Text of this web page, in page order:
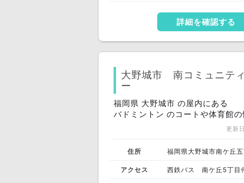
詳細を確認する
大野城市 南コミュニテ
ー
福岡県 大野城市 の屋内にある
バドミントン のコートや体育館の
更新
住所 福岡県大野城市南ケ丘
アクセス 西鉄バス 南ケ丘5丁目